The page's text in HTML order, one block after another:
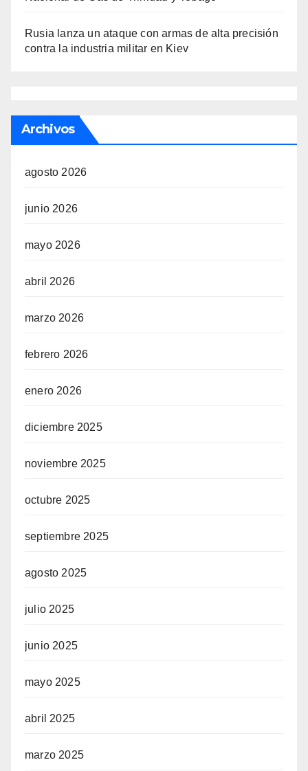
Rusia lanza un ataque con armas de alta precisión
contra la industria militar en Kiev
Archivos
agosto 2026
junio 2026
mayo 2026
abril 2026
marzo 2026
febrero 2026
enero 2026
diciembre 2025
noviembre 2025
octubre 2025
septiembre 2025
agosto 2025
julio 2025
junio 2025
mayo 2025
abril 2025
marzo 2025